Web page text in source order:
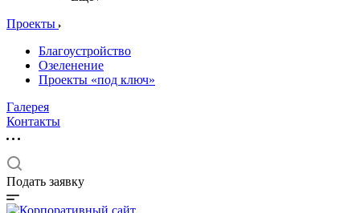
Проекты
Благоустройство
Озеленение
Проекты «под ключ»
Галерея
Контакты
Подать заявку